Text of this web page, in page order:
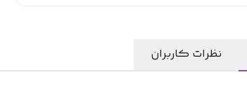
نظرات کاربران